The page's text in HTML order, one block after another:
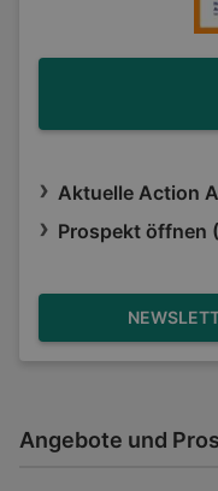
Aktuelle Action
Prospekt öffnen
Angebote und